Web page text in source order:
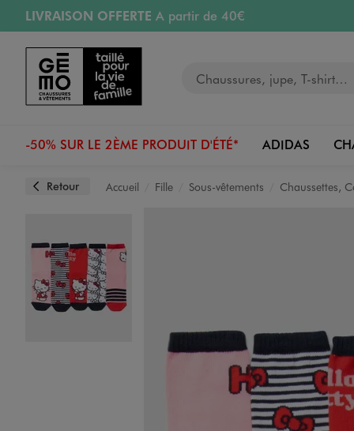
Aller au contenu principal
Aller à la navigation
LIVRAISON OFFERTE A partir de 40€
RETRAIT ET LIVRAISON OFFERTE
RÉSERVATION GRATUITE
4h en magasin
Retours OFFERTSpendant 30 jours
-50% SUR LE 2ÈME PRODUIT D'ÉTÉ* ADIDAS
Retour Accueil Fille Sous-vêtements Chaussettes,